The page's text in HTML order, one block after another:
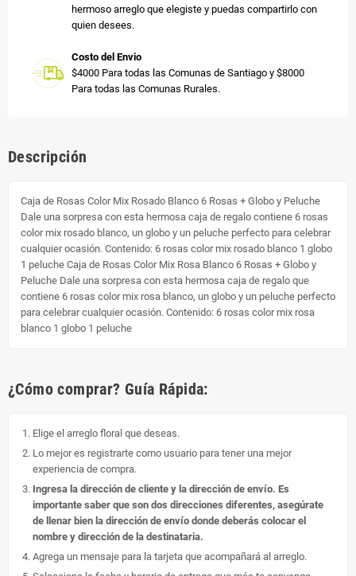
hermoso arreglo que elegiste y puedas compartirlo con
quien desees.
Costo del Envio
$4000 Para todas las Comunas de Santiago y $8000
Para todas las Comunas Rurales.
Descripción
Caja de Rosas Color Mix Rosado Blanco 6 Rosas + Globo y Peluche
Dale una sorpresa con esta hermosa caja de regalo contiene 6 rosas
color mix rosado blanco, un globo y un peluche perfecto para celebrar
cualquier ocasión. Contenido: 6 rosas color mix rosado blanco 1 globo
1 peluche Caja de Rosas Color Mix Rosa Blanco 6 Rosas + Globo y
Peluche Dale una sorpresa con esta hermosa caja de regalo que
contiene 6 rosas color mix rosa blanco, un globo y un peluche perfecto
para celebrar cualquier ocasión. Contenido: 6 rosas color mix rosa
blanco 1 globo 1 peluche
¿Cómo comprar? Guía Rápida:
Elige el arreglo floral que deseas.
Lo mejor es registrarte como usuario para tener una mejor
experiencia de compra.
Ingresa la dirección de cliente y la dirección de envío. Es
importante saber que son dos direcciones diferentes, asegúrate
de llenar bien la dirección de envío donde deberás colocar el
nombre y dirección de la destinataria.
Agrega un mensaje para la tarjeta que acompañará al arreglo.